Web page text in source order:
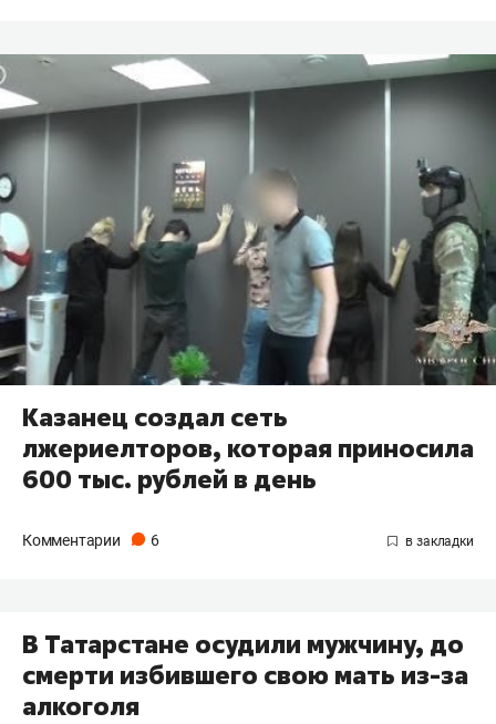
Казанец создал сеть
лжериелторов, которая приносила
600 тыс. рублей в день
Комментарии 6
В Татарстане осудили мужчину, до
смерти избившего свою мать из-за
алкоголя